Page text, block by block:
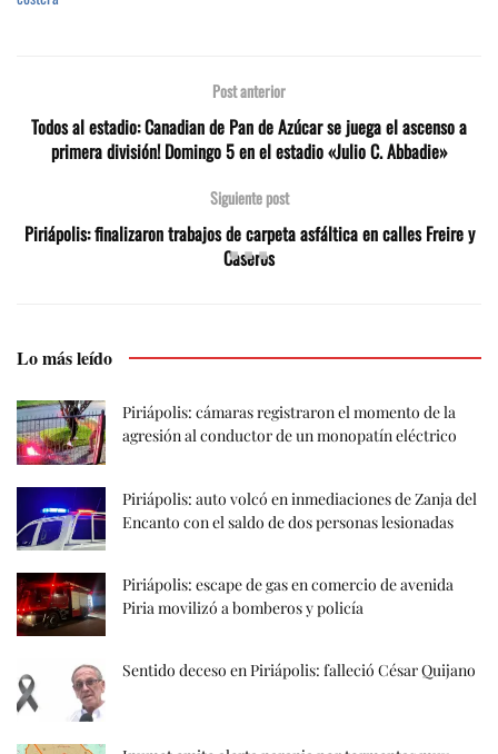
Post anterior
Todos al estadio: Canadian de Pan de Azúcar se juega el ascenso a
primera división! Domingo 5 en el estadio «Julio C. Abbadie»
Siguiente post
Piriápolis: finalizaron trabajos de carpeta asfáltica en calles Freire y
Caseros
Lo más leído
Piriápolis: cámaras registraron el momento de la
agresión al conductor de un monopatín eléctrico
Piriápolis: auto volcó en inmediaciones de Zanja del
Encanto con el saldo de dos personas lesionadas
Piriápolis: escape de gas en comercio de avenida
Piria movilizó a bomberos y policía
Sentido deceso en Piriápolis: falleció César Quijano